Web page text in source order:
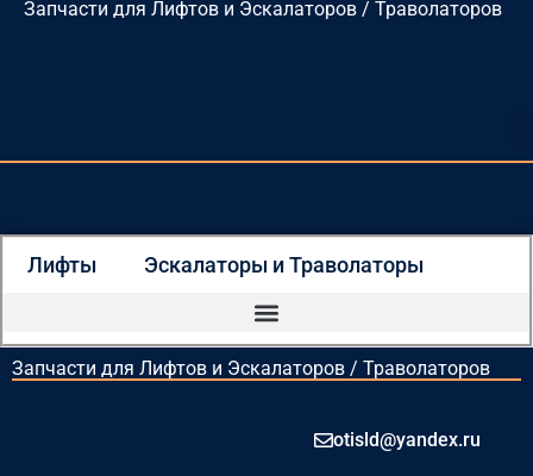
Перейти
Запчасти для Лифтов и Эскалаторов / Траволаторов
Лифты Эскалаторы и Траволаторы
Запчасти для Лифтов и Эскалаторов / Траволаторов
otisld@yandex.ru